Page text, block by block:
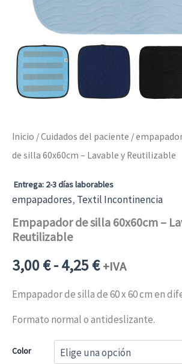
Inicio /Cuidados del paciente /
de silla 60x60cm – Lavable y Reutilizable
Entrega: 2-3 días laborables
empapadores, Textil Incontinencia
Empapador de silla 60x60cm –
Reutilizable
3,00€-4,25€Rango
de
precios:
desde
+IVA
Empapador de silla de 60 x 60 cm en
Formato normal o antideslizante.
Color